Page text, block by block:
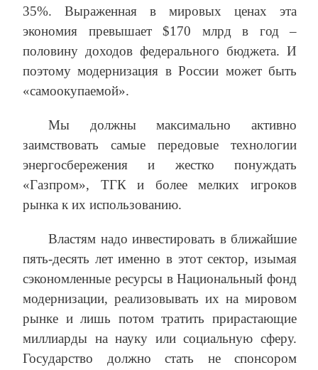
35%. Выраженная в мировых ценах эта
экономия превышает $170 млрд в год –
половину доходов федерального бюджета. И
поэтому модернизация в России может быть
«самоокупаемой».
Мы должны максимально активно
заимствовать самые передовые технологии
энергосбережения и жестко понуждать
«Газпром», ТГК и более мелких игроков
рынка к их использованию.
Властям надо инвестировать в ближайшие
пять-десять лет именно в этот сектор, изымая
сэкономленные ресурсы в Национальный фонд
модернизации, реализовывать их на мировом
рынке и лишь потом тратить прирастающие
миллиарды на науку или социальную сферу.
Государство должно стать не спонсором